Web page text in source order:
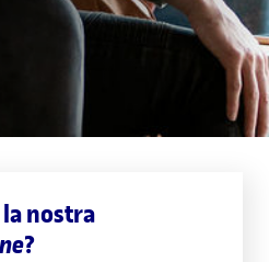
la nostra
?